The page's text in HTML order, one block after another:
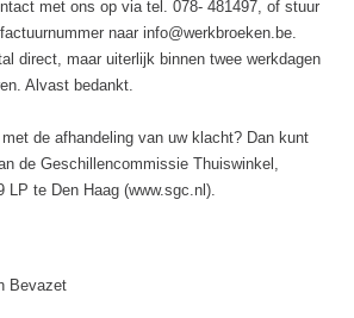
met ons op via tel. 078- 481497, of stuur
naar info@werkbroeken.be.
direct, maar uiterlijk binnen twee werkdagen
Alvast bedankt.
de afhandeling van uw klacht? Dan kunt
de Geschillencommissie Thuiswinkel,
LP te Den Haag (www.sgc.nl).